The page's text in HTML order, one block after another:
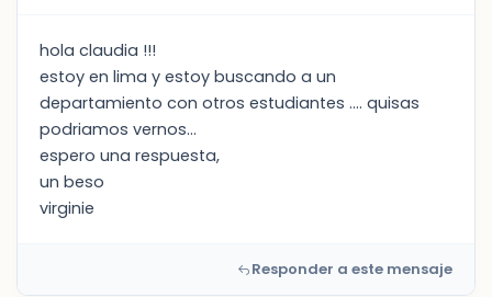
hola claudia !!!
estoy en lima y estoy buscando a un
departamiento con otros estudiantes .... quisas
podriamos vernos...
espero una respuesta,
un beso
virginie
Responder a este mensaje